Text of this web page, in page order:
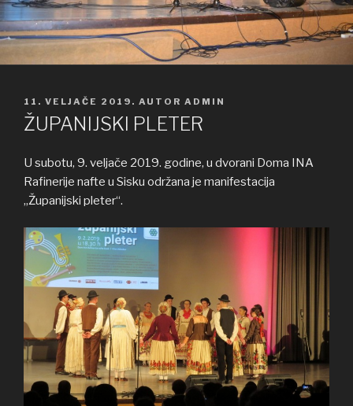
OBJAVLJENO
11. VELJAČE 2019. AUTOR ADMIN
ŽUPANIJSKI PLETER
U subotu, 9. veljače 2019. godine, u dvorani Doma INA
Rafinerije nafte u Sisku održana je manifestacija
„Županijski pleter“.